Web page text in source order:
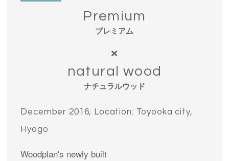
Premium
プレミアム
natural wood
ナチュラルウッド
December 2016, Location: Toyooka city,
Hyogo
Woodplan's newly built